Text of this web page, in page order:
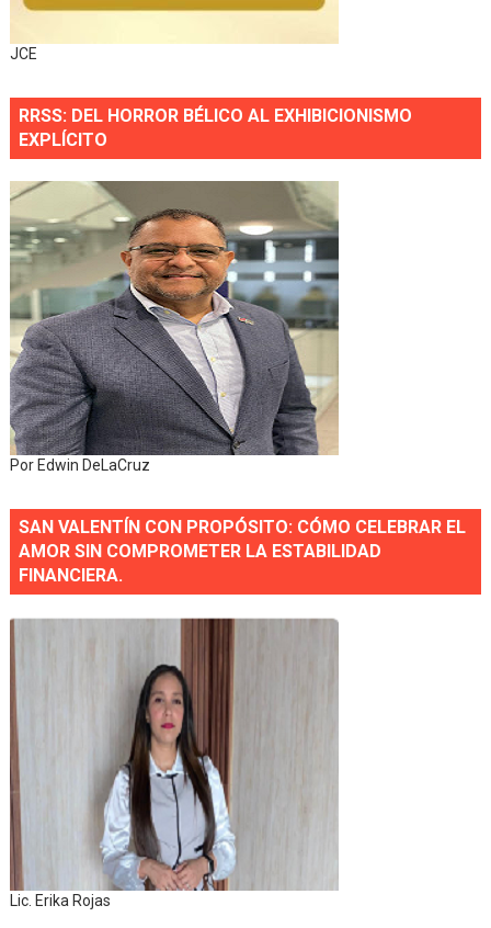
JCE
RRSS: DEL HORROR BÉLICO AL EXHIBICIONISMO
EXPLÍCITO
Por Edwin DeLaCruz
SAN VALENTÍN CON PROPÓSITO: CÓMO CELEBRAR EL
AMOR SIN COMPROMETER LA ESTABILIDAD
FINANCIERA.
Lic. Erika Rojas